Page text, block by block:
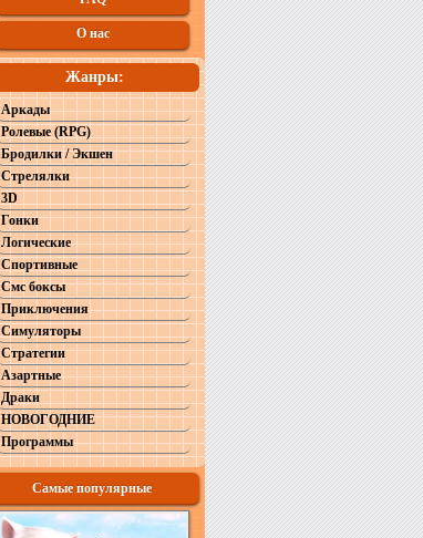
О нас
Жанры:
Аркады
Ролевые (RPG)
Бродилки / Экшен
Стрелялки
3D
Гонки
Логические
Спортивные
Смс боксы
Приключения
Симуляторы
Стратегии
Азартные
Драки
НОВОГОДНИЕ
Программы
Самые популярные